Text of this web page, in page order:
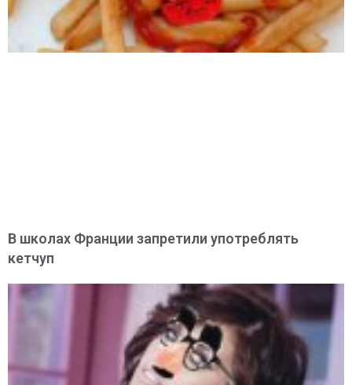
В школах Франции запретили употреблять
кетчуп